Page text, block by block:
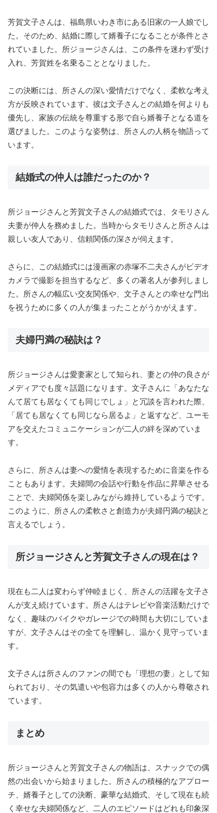
芳賀文子さんは、福島県いわき市にある旧家の一人娘でし
た。そのため、結婚に際して婿養子になることが条件とさ
れていました。所ジョージさんは、この条件を迷わず受け
入れ、芳賀姓を名乗ることとなりました。
この決断には、所さんの深い愛情だけでなく、柔軟な考え
方が反映されています。彼は文子さんとの結婚を何よりも
優先し、家族の伝統を尊重する形で自ら婿養子となる道を
選びました。このような姿勢は、所さんの人柄を物語って
います。
結婚式の仲人は誰だったのか？
所ジョージさんと芳賀文子さんの結婚式では、タモリさん
夫妻が仲人を務めました。当時からタモリさんと所さんは
親しい友人であり、信頼関係の深さが伺えます。
さらに、この結婚式には漫画家の赤塚不二夫さんがビデオ
カメラで撮影を担当するなど、多くの著名人が参列しまし
た。所さんの幅広い交友関係や、文子さんとの幸せな門出
を祝うために多くの人が集まったことがうかがえます。
夫婦円満の秘訣は？
所ジョージさんは愛妻家として知られ、妻との仲の良さが
メディアでも度々話題になります。文子さんに「あなたな
んて居ても居なくても同じでしょ」と冗談を言われた際、
「居ても居なくても同じなら居るよ」と返すなど、ユーモ
アを交えたコミュニケーションが二人の絆を深めていま
す。
さらに、所さんは妻への愛情を表現するために音楽を作る
こともあります。夫婦間の会話や行動を作品に昇華させる
ことで、夫婦関係を楽しみながら維持しているようです。
このように、所さんの柔軟さと創造力が夫婦円満の秘訣と
言えるでしょう。
所ジョージさんと芳賀文子さんの現在は？
現在も二人は変わらず仲睦まじく、所さんの活躍を文子さ
んが支え続けています。所さんはテレビや音楽活動だけで
なく、趣味のバイクやガレージでの時間も大切にしていま
すが、文子さんはその全てを理解し、温かく見守っていま
す。
文子さんは所さんのファンの間でも「理想の妻」として知
られており、その気遣いや包容力は多くの人から尊敬され
ています。
まとめ
所ジョージさんと芳賀文子さんの物語は、スナックでの偶
然の出会いから始まりました。所さんの積極的なアプロー
チ、婿養子としての決断、豪華な結婚式、そして現在も続
く幸せな夫婦関係など、二人のエピソードはどれも印象深